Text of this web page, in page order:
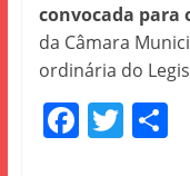
convocada para
da Câmara
ordinária do
F T S